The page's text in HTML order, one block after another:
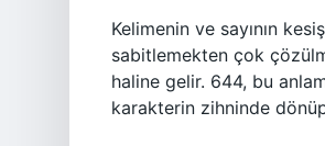
Kelimenin ve sayının
sabitlemekten çok
haline gelir. 644, bu
karakterin zihninde